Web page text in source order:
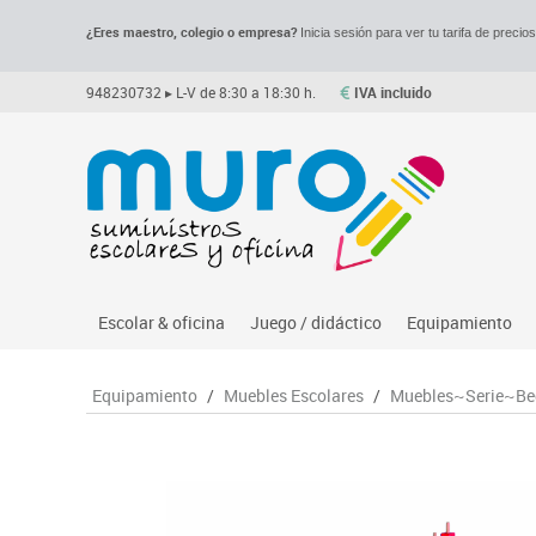
¿Eres maestro, colegio o empresa?Inicia sesión para ver tu tarifa de precios.
948230732 ▸ L-V de 8:30 a 18:30 h. IVA incluido
Escolar & oficina
Archivo
Juego / didáctico
Asociación y atención
Espacios multisensoriales
Equipamiento
Despachos y
Percheros,
Equipamiento / Muebles Escolares /